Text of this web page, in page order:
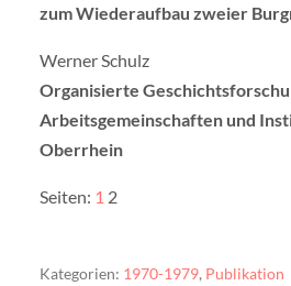
zum Wiederaufbau zweier
Werner Schulz
Organisierte
Arbeitsgemeinschaften und
Oberrhein
Seiten: 1 2
Kategorien: 1970-1979, Publikation